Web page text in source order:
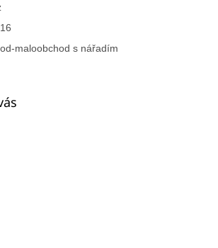
maloobchod s nářadím